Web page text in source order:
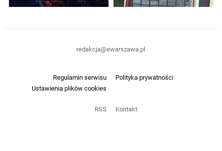
Regulamin serwisu
Polityka prywatności
Ustawienia plików cookies
RSS Kontakt
redakcja@ewarszawa.pl